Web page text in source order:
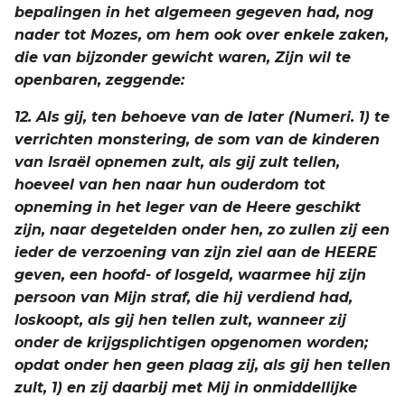
bepalingen in het algemeen gegeven had, nog
nader tot Mozes, om hem ook over enkele zaken,
die van bijzonder gewicht waren, Zijn wil te
openbaren, zeggende:
12. Als gij, ten behoeve van de later (Numeri. 1) te
verrichten monstering, de som van de kinderen
van Israël opnemen zult, als gij zult tellen,
hoeveel van hen naar hun ouderdom tot
opneming in het leger van de Heere geschikt
zijn, naar degetelden onder hen, zo zullen zij een
ieder de verzoening van zijn ziel aan de HEERE
geven, een hoofd- of losgeld, waarmee hij zijn
persoon van Mijn straf, die hij verdiend had,
loskoopt, als gij hen tellen zult, wanneer zij
onder de krijgsplichtigen opgenomen worden;
opdat onder hen geen plaag zij, als gij hen tellen
zult, 1) en zij daarbij met Mij in onmiddellijke